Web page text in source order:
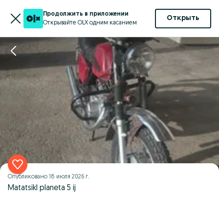
Продолжить в приложении
Открывайте OLX одним касанием
Открыть
Опубликовано 18 июля 2026 г.
Matatsikl planeta 5 ij